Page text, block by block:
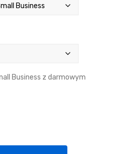
Business z darmowym